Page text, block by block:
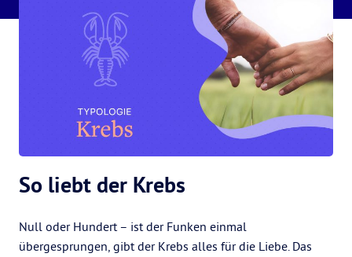
So liebt der Krebs
Null oder Hundert – ist der Funken einmal
übergesprungen, gibt der Krebs alles für die Liebe. Das